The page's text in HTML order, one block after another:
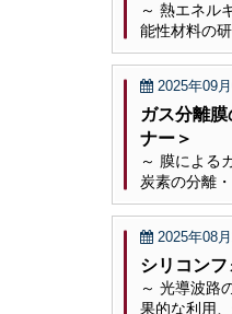
～ 熱エネル
能性材料の
2025年09
ガス分離
ナー＞
～ 膜による
炭素の分離
2025年08
シリコン
～ 光導波路
果的な利用